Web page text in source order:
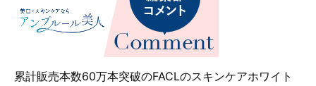
累計販売本数60万本突破のFACLのスキンケアホワイト